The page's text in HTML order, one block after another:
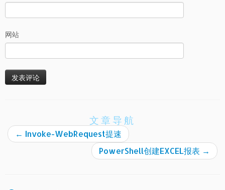
网站
文章导航
← Invoke-WebRequest提速
PowerShell创建EXCEL报表 →